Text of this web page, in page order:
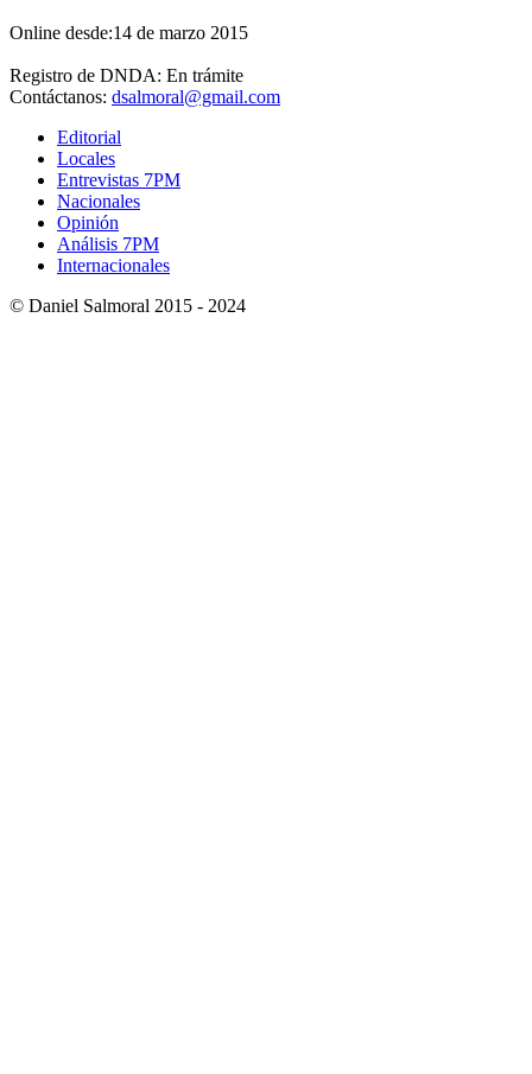
Online desde:14 de marzo 2015
Registro de DNDA: En trámite
Contáctanos: dsalmoral@gmail.com
Editorial
Locales
Entrevistas 7PM
Nacionales
Opinión
Análisis 7PM
Internacionales
© Daniel Salmoral 2015 - 2024